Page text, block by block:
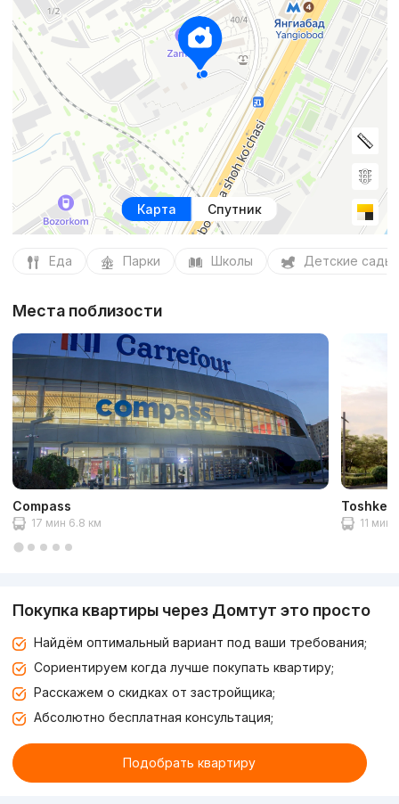
Карта Спутник
Еда Парки Школы Детские сады
Места поблизости
Compass
17 мин 6.8 км 11 мин
Покупка квартиры через Домтут это просто
Найдём оптимальный вариант под ваши требования;
Сориентируем когда лучше покупать квартиру;
Расскажем о скидках от застройщика;
Абсолютно бесплатная консультация;
Подобрать квартиру